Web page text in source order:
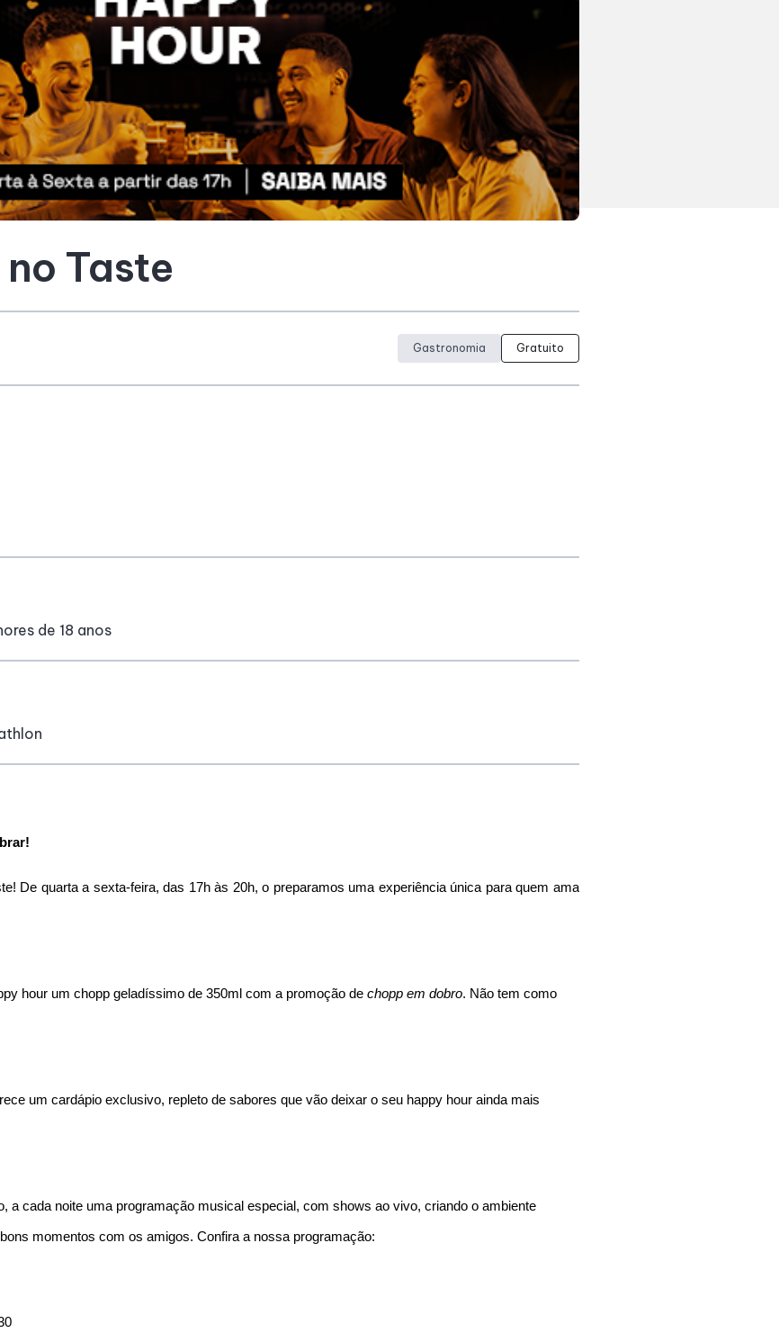
Taste
Gastronomia Gratuito
de 18 anos
De quarta a sexta-feira, das 17h às 20h, o preparamos uma experiência única para quem ama
hour um chopp geladíssimo de 350ml com a promoção de chopp em dobro. Não tem como
um cardápio exclusivo, repleto de sabores que vão deixar o seu happy hour ainda mais
a cada noite uma programação musical especial, com shows ao vivo, criando o ambiente
momentos com os amigos. Confira a nossa programação: